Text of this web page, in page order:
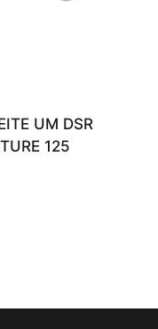
UM DSR
125